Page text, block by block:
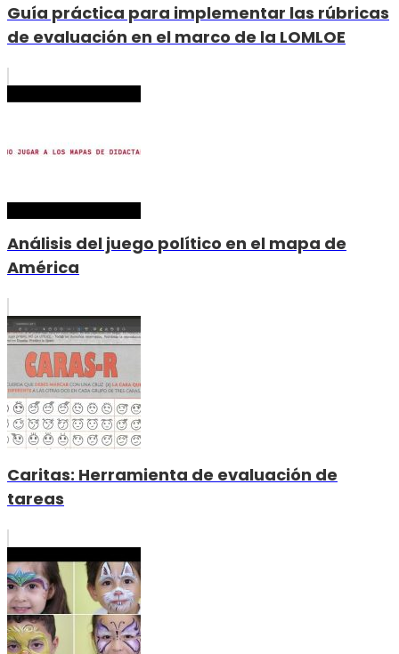
Guía práctica para implementar las rúbricas
de evaluación en el marco de la LOMLOE
Análisis del juego político en el mapa de
América
Caritas: Herramienta de evaluación de
tareas